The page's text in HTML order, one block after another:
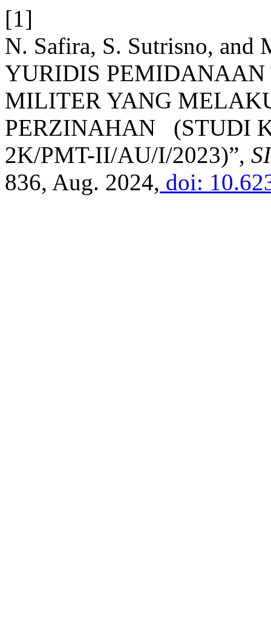
[1]
N. Safira, S. Sutrisno, and
YURIDIS PEMIDANAAN
MILITER YANG
PERZINAHAN (STUDI
2K/PMT-II/AU/I/2023)”,
836, Aug. 2024, doi: